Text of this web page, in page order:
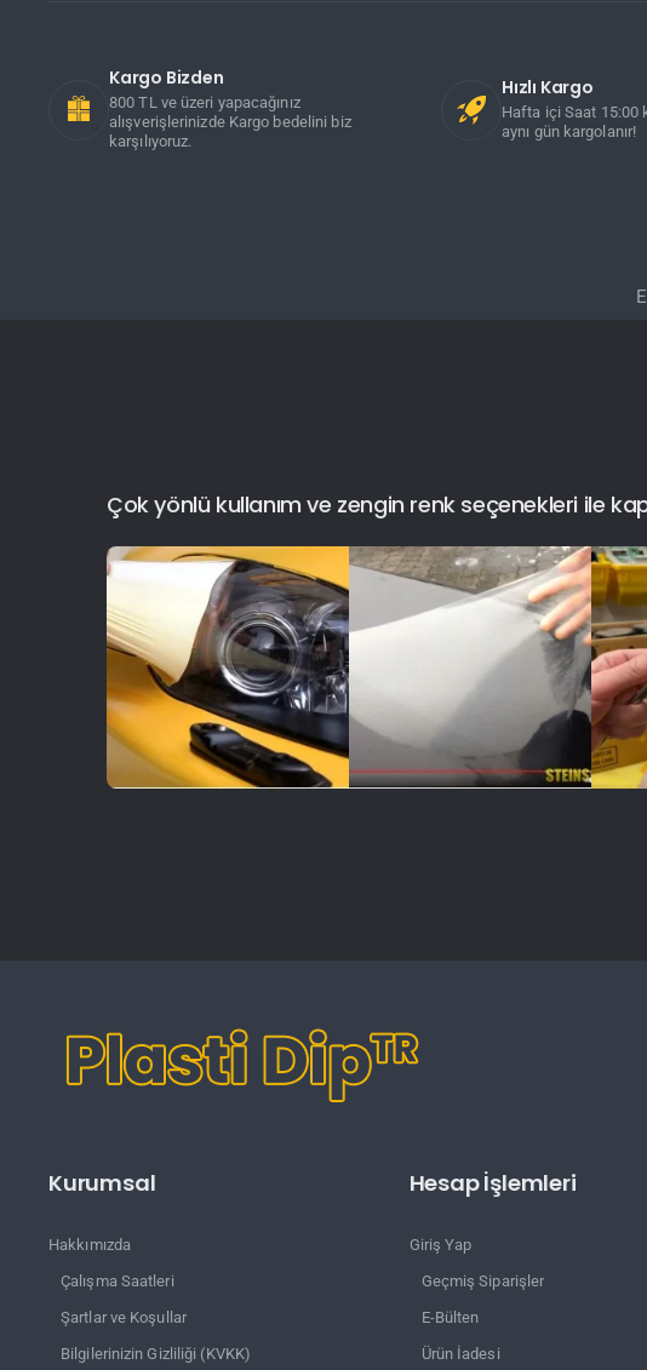
Kargo Bizden
800 TL ve üzeri yapacağınız
alışverişlerinizde Kargo bedelini biz
karşılıyoruz.
Hızlı Kargo
Hafta içi Saat 15:00
aynı gün kargolanır!
Çok yönlü kullanım ve zengin renk seçenekleri ile
Kurumsal
Hakkımızda
Çalışma Saatleri
Şartlar ve Koşullar
Bilgilerinizin Gizliliği (KVKK)
Hesap İşlemleri
Giriş Yap
Geçmiş Siparişler
E-Bülten
Ürün İadesi